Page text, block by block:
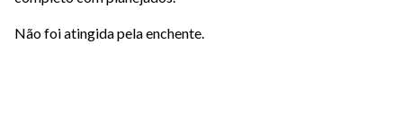
Não foi atingida pela enchente.